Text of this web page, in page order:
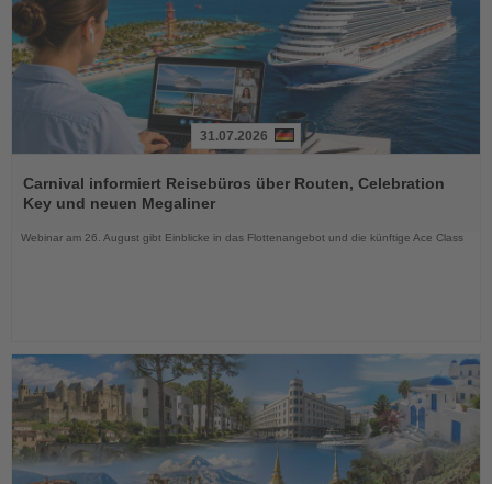
Sie
die
Nachrichten
31.07.2026
Carnival informiert Reisebüros über Routen, Celebration
Key und neuen Megaliner
Webinar am 26. August gibt Einblicke in das Flottenangebot und die künftige Ace Class